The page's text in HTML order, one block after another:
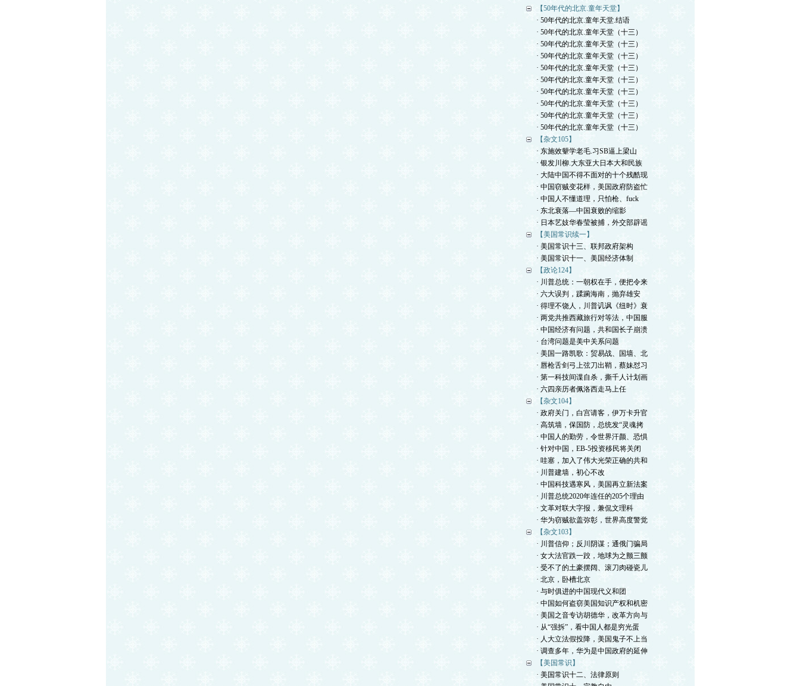
【50年代的北京.童年天堂】
· 50年代的北京.童年天堂.结语
· 50年代的北京.童年天堂（十三）
· 50年代的北京.童年天堂（十三）
· 50年代的北京.童年天堂（十三）
· 50年代的北京.童年天堂（十三）
· 50年代的北京.童年天堂（十三）
· 50年代的北京.童年天堂（十三）
· 50年代的北京.童年天堂（十三）
· 50年代的北京.童年天堂（十三）
· 50年代的北京.童年天堂（十三）
【杂文105】
· 东施效颦学老毛.习SB逼上梁山
· 银发川柳.大东亚大日本大和民族
· 大陆中国不得不面对的十个残酷现
· 中国窃贼变花样，美国政府防盗忙
· 中国人不懂道理，只怕枪、fuck
· 东北衰落—中国衰败的缩影
· 日本艺妓华春莹被捕，外交部辟谣
【美国常识续一】
· 美国常识十三、联邦政府架构
· 美国常识十一、美国经济体制
【政论124】
· 川普总统：一朝权在手，便把令来
· 六大误判，蹂躏海南，抛弃雄安
· 得理不饶人，川普讥讽《纽时》衰
· 两党共推西藏旅行对等法，中国服
· 中国经济有问题，共和国长子崩溃
· 台湾问题是美中关系问题
· 美国一路凯歌：贸易战、国墙、北
· 唇枪舌剑弓上弦刀出鞘，蔡妹怼习
· 第一科技间谍自杀，撕千人计划画
· 六四亲历者佩洛西走马上任
【杂文104】
· 政府关门，白宫请客，伊万卡升官
· 高筑墙，保国防，总统发“灵魂拷
· 中国人的勤劳，令世界汗颜、恐惧
· 针对中国，EB-5投资移民将关闭
· 哇塞，加入了伟大光荣正确的共和
· 川普建墙，初心不改
· 中国科技遇寒风，美国再立新法案
· 川普总统2020年连任的205个理由
· 文革对联大字报，兼侃文理科
· 华为窃贼欲盖弥彰，世界高度警觉
【杂文103】
· 川普信仰；反川阴谋；通俄门骗局
· 女大法官跌一跤，地球为之颤三颤
· 受不了的土豪摆阔、滚刀肉碰瓷儿
· 北京，卧槽北京
· 与时俱进的中国现代义和团
· 中国如何盗窃美国知识产权和机密
· 美国之音专访胡德华，改革方向与
· 从“强拆”，看中国人都是穷光蛋
· 人大立法假投降，美国鬼子不上当
· 调查多年，华为是中国政府的延伸
【美国常识】
· 美国常识十二、法律原则